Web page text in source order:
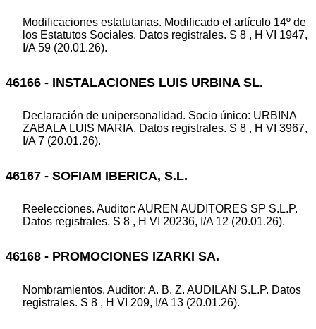
Modificaciones estatutarias. Modificado el artículo 14º de
los Estatutos Sociales. Datos registrales. S 8 , H VI 1947,
I/A 59 (20.01.26).
46166 - INSTALACIONES LUIS URBINA SL.
Declaración de unipersonalidad. Socio único: URBINA
ZABALA LUIS MARIA. Datos registrales. S 8 , H VI 3967,
I/A 7 (20.01.26).
46167 - SOFIAM IBERICA, S.L.
Reelecciones. Auditor: AUREN AUDITORES SP S.L.P.
Datos registrales. S 8 , H VI 20236, I/A 12 (20.01.26).
46168 - PROMOCIONES IZARKI SA.
Nombramientos. Auditor: A. B. Z. AUDILAN S.L.P. Datos
registrales. S 8 , H VI 209, I/A 13 (20.01.26).